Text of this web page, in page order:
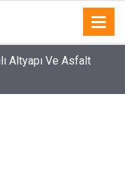
Altyapı Ve Asfalt